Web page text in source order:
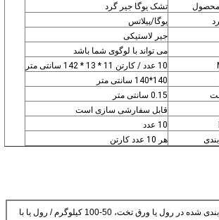
محصول
تشک یوگا جیر گرد
یوگا/پیلاتس
جیر لاستیکی
می تواند با لوگوی شما باشد
10 عدد / کارتن 11 * 13 * 142 سانتی متر
140*140 سانتی متر
0.15 سانتی متر
قابل سفارشی سازی است
10 عدد
هر 10 عدد کارتن
بسته بندی شده در رول یا ورق تخت، 50-100 کیلوگرم / رول یا با